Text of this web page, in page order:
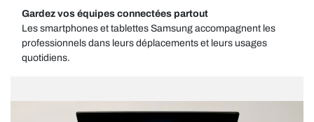
Gardez vos équipes connectées partout
Les smartphones et tablettes Samsung accompagnent les
professionnels dans leurs déplacements et leurs usages
quotidiens.